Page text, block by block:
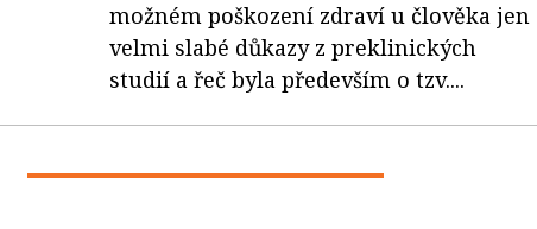
možném poškození zdraví u člověka jen
velmi slabé důkazy z preklinických
studií a řeč byla především o tzv....